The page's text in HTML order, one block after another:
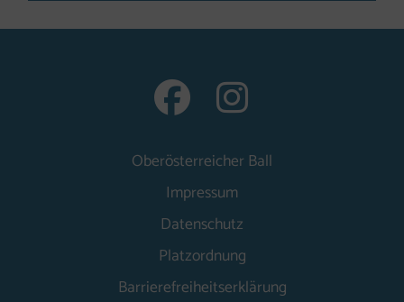
auf
Oberösterreicher Ball
Impressum
Datenschutz
Platzordnung
Barrierefreiheitserklärung